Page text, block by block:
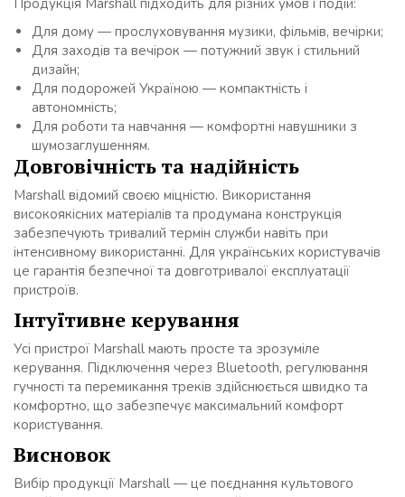
Для дому — прослуховування музики, фільмів, вечірки;
Для заходів та вечірок — потужний звук і стильний
дизайн;
Для подорожей Україною — компактність і
автономність;
Для роботи та навчання — комфортні навушники з
шумозаглушенням.
Довговічність та надійність
Marshall відомий своєю міцністю. Використання
високоякісних матеріалів та продумана конструкція
забезпечують тривалий термін служби навіть при
інтенсивному використанні. Для українських користувачів
це гарантія безпечної та довготривалої експлуатації
пристроїв.
Інтуїтивне керування
Усі пристрої Marshall мають просте та зрозуміле
керування. Підключення через Bluetooth, регулювання
гучності та перемикання треків здійснюється швидко та
комфортно, що забезпечує максимальний комфорт
користування.
Висновок
Вибір продукції Marshall — це поєднання культового